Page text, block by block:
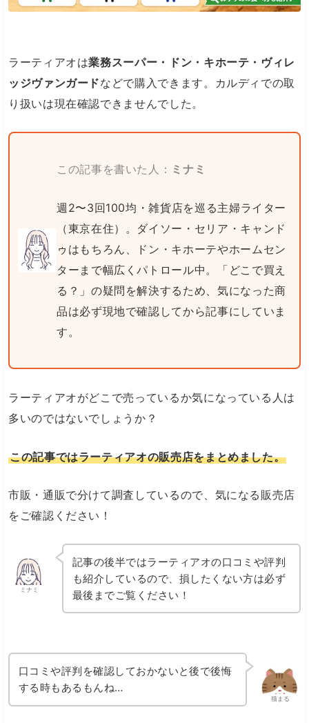
ラーティアオは業務スーパー・ドン・キホーテ・ヴィレ
ッジヴァンガードなどで購入できます。カルディでの取
り扱いは現在確認できませんでした。
この記事を書いた人： ミナミ
週2〜3回100均・雑貨店を巡る主婦ライター
（東京在住）。ダイソー・セリア・キャンド
ゥはもちろん、ドン・キホーテやホームセン
ターまで幅広くパトロール中。「どこで買え
る？」の疑問を解決するため、気になった商
品は必ず現地で確認してから記事にしていま
す。
ラーティアオがどこで売っているか気になっている人は
多いのではないでしょうか？
この記事ではラーティアオの販売店をまとめました。
市販・通販で分けて調査しているので、気になる販売店
をご確認ください！
ミナミ
記事の後半ではラーティアオの口コミや評判
も紹介しているので、損したくない方は必ず
最後までご覧ください！
猫まる
口コミや評判を確認しておかないと後で後悔
する時もあるもんね…